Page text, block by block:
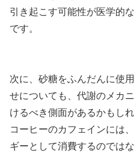
引き起こす可能性が医学的
です。
次に、砂糖をふんだんに使
せについても、代謝のメカ
けるべき側面があるかもしれ
コーヒーのカフェインには
ギーとして消費するのでは